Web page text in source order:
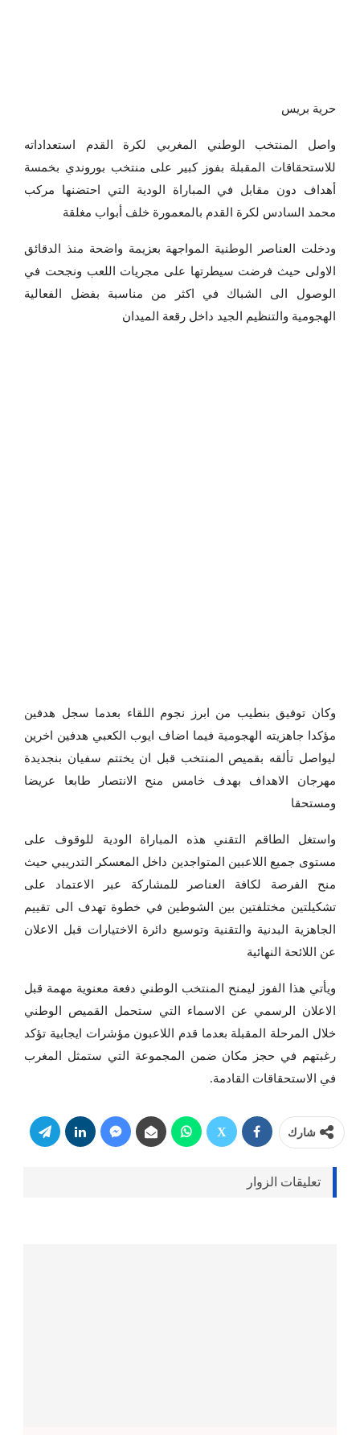
حرية بريس
واصل المنتخب الوطني المغربي لكرة القدم استعداداته
للاستحقاقات المقبلة بفوز كبير على منتخب بوروندي بخمسة
أهداف دون مقابل في المباراة الودية التي احتضنها مركب
محمد السادس لكرة القدم بالمعمورة خلف أبواب مغلقة
ودخلت العناصر الوطنية المواجهة بعزيمة واضحة منذ الدقائق
الاولى حيث فرضت سيطرتها على مجريات اللعب ونجحت في
الوصول الى الشباك في اكثر من مناسبة بفضل الفعالية
الهجومية والتنظيم الجيد داخل رقعة الميدان
وكان توفيق بنطيب من ابرز نجوم اللقاء بعدما سجل هدفين
مؤكدا جاهزيته الهجومية فيما اضاف ايوب الكعبي هدفين اخرين
ليواصل تألقه بقميص المنتخب قبل ان يختتم سفيان بنجديدة
مهرجان الاهداف بهدف خامس منح الانتصار طابعا عريضا
ومستحقا
واستغل الطاقم التقني هذه المباراة الودية للوقوف على
مستوى جميع اللاعبين المتواجدين داخل المعسكر التدريبي حيث
منح الفرصة لكافة العناصر للمشاركة عبر الاعتماد على
تشكيلتين مختلفتين بين الشوطين في خطوة تهدف الى تقييم
الجاهزية البدنية والتقنية وتوسيع دائرة الاختيارات قبل الاعلان
عن اللائحة النهائية
ويأتي هذا الفوز ليمنح المنتخب الوطني دفعة معنوية مهمة قبل
الاعلان الرسمي عن الاسماء التي ستحمل القميص الوطني
خلال المرحلة المقبلة بعدما قدم اللاعبون مؤشرات ايجابية تؤكد
رغبتهم في حجز مكان ضمن المجموعة التي ستمثل المغرب
في الاستحقاقات القادمة.
شارك
تعليقات الزوار